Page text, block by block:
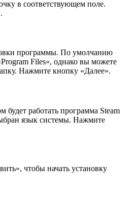
в соответствующем поле.
программы. По умолчанию
Files», однако вы можете
Нажмите кнопку «Далее».
будет работать программа Steam
язык системы. Нажмите
чтобы начать установку